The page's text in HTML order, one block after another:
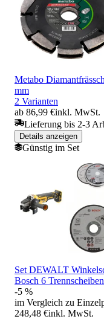
Metabo
mm
2 Varianten
ab 86,99 €inkl. MwSt.
Lieferung bis 2-3
Details anzeigen
Günstig im Set
Set DEWALT
Bosch 6
-5 %
im Vergleich zu
248,48 €inkl. MwSt.